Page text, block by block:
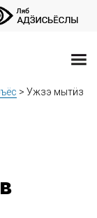
> Ужзэ мытӥз